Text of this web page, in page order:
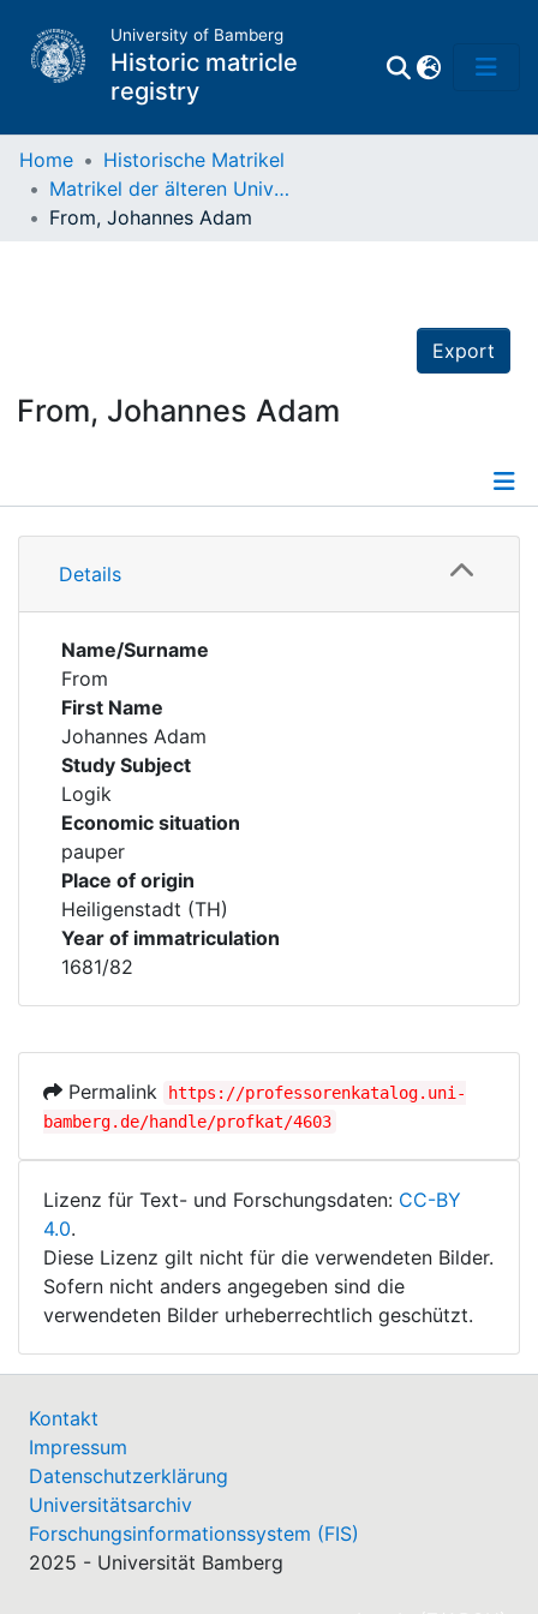
University of Bamberg
Historic matricle
registry
Matrikel
Home
Historische Matrikel
Matrikel der älteren Universität
From, Johannes Adam
Export
From, Johannes Adam
Details
Details
Name/Surname
From
First Name
Johannes Adam
Study Subject
Logik
Economic situation
pauper
Place of origin
Heiligenstadt (TH)
Year of immatriculation
1681/82
Permalink
https://professorenkatalog.uni-
bamberg.de/handle/profkat/4603
Lizenz für Text- und Forschungsdaten: CC-BY
4.0.
Diese Lizenz gilt nicht für die verwendeten Bilder.
Sofern nicht anders angegeben sind die
verwendeten Bilder urheberrechtlich geschützt.
Kontakt
Impressum
Datenschutzerklärung
Universitätsarchiv
Forschungsinformationssystem (FIS)
2025 - Universität Bamberg